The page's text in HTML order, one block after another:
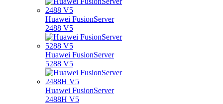
Huawei FusionServer
2488 V5
Huawei FusionServer
5288 V5
Huawei FusionServer
2488H V5